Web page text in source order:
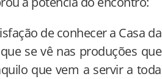
de conhecer a Casa da
se vê nas produções que
que vem a servir a toda